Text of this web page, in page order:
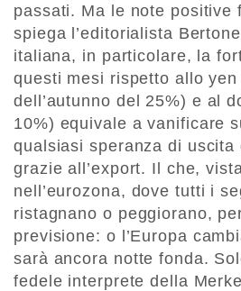
passati. Ma le note positive
spiega l’editorialista
italiana, in particolare, la
questi mesi rispetto allo yen
dell’autunno del 25%) e al
10%) equivale a vanificare
qualsiasi speranza di uscita
grazie all’export. Il che,
nell’eurozona, dove tutti i
ristagnano o peggiorano,
previsione: o l’Europa
sarà ancora notte fonda.
fedele interprete della